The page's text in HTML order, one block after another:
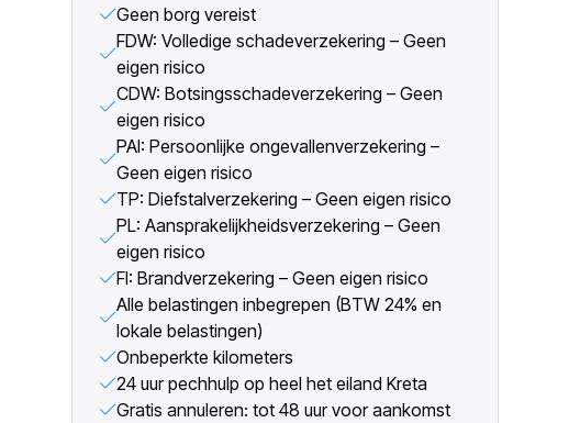
Geen borg vereist
FDW: Volledige schadeverzekering – Geen
eigen risico
CDW: Botsingsschadeverzekering – Geen
eigen risico
PAI: Persoonlijke ongevallenverzekering –
Geen eigen risico
TP: Diefstalverzekering – Geen eigen risico
PL: Aansprakelijkheidsverzekering – Geen
eigen risico
FI: Brandverzekering – Geen eigen risico
Alle belastingen inbegrepen (BTW 24% en
lokale belastingen)
Onbeperkte kilometers
24 uur pechhulp op heel het eiland Kreta
Gratis annuleren: tot 48 uur voor aankomst